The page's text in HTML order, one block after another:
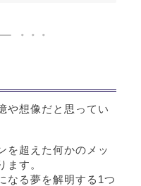
や想像だと思ってい
を超えた何かのメッ
ます。
なる夢を解明する1つ